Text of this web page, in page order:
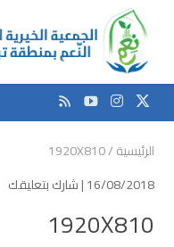
الرئيسية/
1920X810
16/08/2018 | شارك بتعليقك
1920X810